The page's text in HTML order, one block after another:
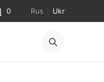
0 Rus Ukr